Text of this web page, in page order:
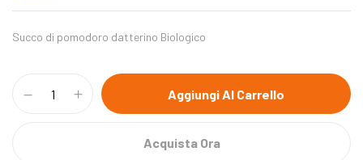
Succo di pomodoro datterino Biologico
Aggiungi Al Carrello
Acquista Ora